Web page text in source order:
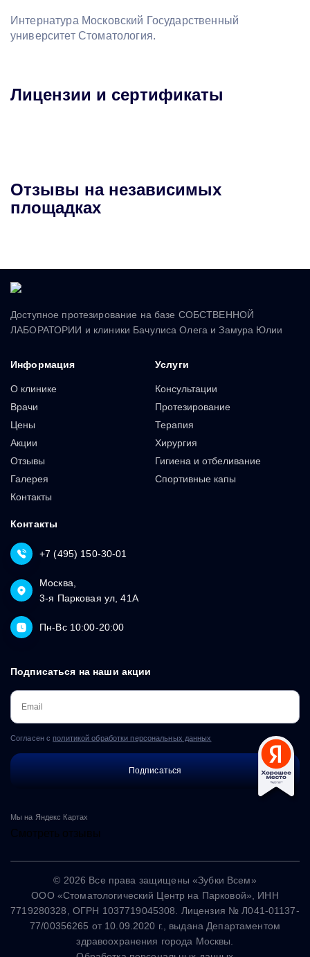
Интернатура Московский Государственный
университет Стоматология.
Лицензии и сертификаты
Отзывы на независимых
площадках
Доступное протезирование на базе СОБСТВЕННОЙ
ЛАБОРАТОРИИ и клиники Бачулиса Олега и Замура Юлии
Информация
О клинике
Врачи
Цены
Акции
Отзывы
Галерея
Контакты
Услуги
Консультации
Протезирование
Терапия
Хирургия
Гигиена и отбеливание
Спортивные капы
Контакты
+7 (495) 150-30-01
Москва,
3-я Парковая ул, 41А
Пн-Вс 10:00-20:00
Подписаться на наши акции
Согласен сполитикой обработки персональных данных
Мы на Яндекс Картах
Смотреть отзывы
© 2026 Все права защищены «Зубки Всем»
ООО «Стоматологический Центр на Парковой», ИНН
7719280328, ОГРН 1037719045308. Лицензия № Л041-01137-
77/00356265 от 10.09.2020 г., выдана Департаментом
здравоохранения города Москвы.